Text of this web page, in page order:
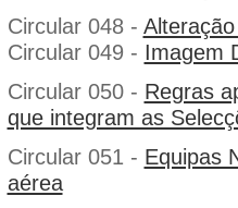
Circular 048 -
Circular 049 - Imagem
Circular 050 - Regras
que integram as
Circular 051 - Equipas
aérea